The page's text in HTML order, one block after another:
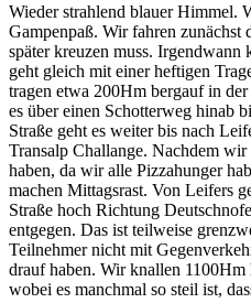
Wieder strahlend blauer Himmel.
Gampenpaß. Wir fahren zunächst
später kreuzen muss.
geht gleich mit einer heftigen
tragen etwa 200Hm bergauf in
es über einen Schotterweg hinab
Straße geht es weiter bis nach
Transalp Challange. Nachdem
haben, da wir alle Pizzahunger
machen Mittagsrast. Von Leifers
Straße hoch Richtung
entgegen. Das ist teilweise
Teilnehmer nicht mit
drauf haben. Wir knallen 1100Hm
wobei es manchmal so steil ist,